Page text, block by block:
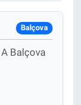
Balçova
Balçova